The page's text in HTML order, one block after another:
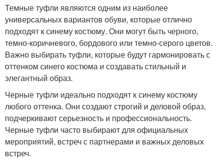
Темные туфли являются одним из наиболее
универсальных вариантов обуви, которые отлично
подходят к синему костюму. Они могут быть черного,
темно-коричневого, бордового или темно-серого цветов.
Важно выбирать туфли, которые будут гармонировать с
оттенком синего костюма и создавать стильный и
элегантный образ.
Черные туфли идеально подходят к синему костюму
любого оттенка. Они создают строгий и деловой образ,
подчеркивают серьезность и профессиональность.
Черные туфли часто выбирают для официальных
мероприятий, встреч с партнерами и важных деловых
встреч.